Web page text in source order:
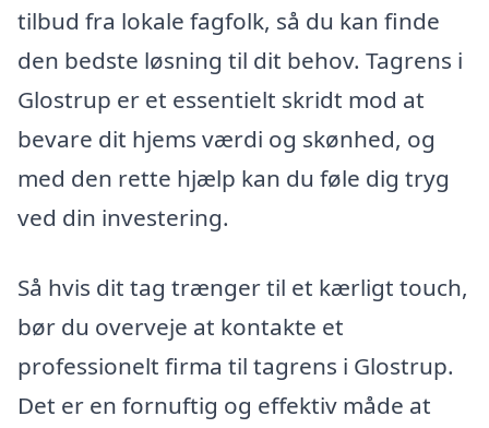
tilbud fra lokale fagfolk, så du kan finde
den bedste løsning til dit behov. Tagrens i
Glostrup er et essentielt skridt mod at
bevare dit hjems værdi og skønhed, og
med den rette hjælp kan du føle dig tryg
ved din investering.
Så hvis dit tag trænger til et kærligt touch,
bør du overveje at kontakte et
professionelt firma til tagrens i Glostrup.
Det er en fornuftig og effektiv måde at